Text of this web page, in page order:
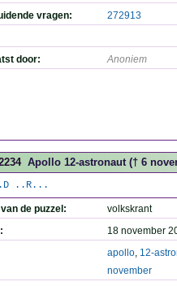
vragen:
272913
door: Anoniem
Apollo 12-astronaut († 6
..R...
de puzzel:
volkskrant
18 november
apollo, 12-
november